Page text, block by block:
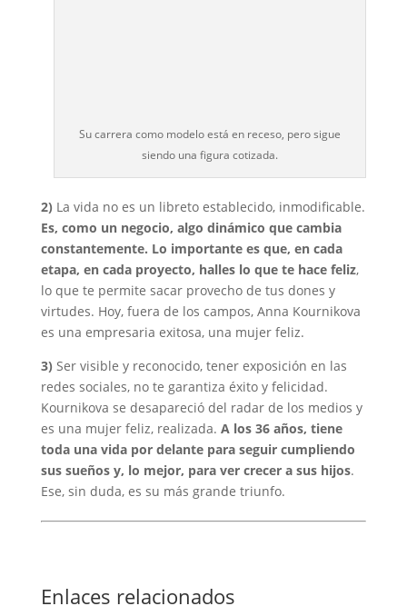
Su carrera como modelo está en receso, pero sigue
siendo una figura cotizada.
2) La vida no es un libreto establecido, inmodificable.
Es, como un negocio, algo dinámico que cambia
constantemente. Lo importante es que, en cada
etapa, en cada proyecto, halles lo que te hace feliz,
lo que te permite sacar provecho de tus dones y
virtudes. Hoy, fuera de los campos, Anna Kournikova
es una empresaria exitosa, una mujer feliz.
3) Ser visible y reconocido, tener exposición en las
redes sociales, no te garantiza éxito y felicidad.
Kournikova se desapareció del radar de los medios y
es una mujer feliz, realizada. A los 36 años, tiene
toda una vida por delante para seguir cumpliendo
sus sueños y, lo mejor, para ver crecer a sus hijos.
Ese, sin duda, es su más grande triunfo.
Enlaces relacionados